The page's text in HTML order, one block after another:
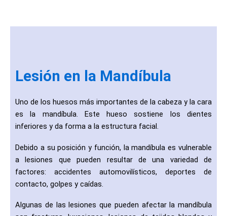
Lesión en la Mandíbula
Uno de los huesos más importantes de la cabeza y la cara
es la mandíbula. Este hueso sostiene los dientes
inferiores y da forma a la estructura facial.
Debido a su posición y función, la mandíbula es vulnerable
a lesiones que pueden resultar de una variedad de
factores: accidentes automovilísticos, deportes de
contacto, golpes y caídas.
Algunas de las lesiones que pueden afectar la mandíbula